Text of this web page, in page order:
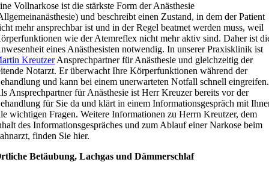
Vollnarkose ist die stärkste Form der Anästhesie
und beschreibt einen Zustand, in dem der Patient
mehr ansprechbar ist und in der Regel beatmet werden muss, weil
wie der Atemreflex nicht mehr aktiv sind. Daher ist
eines Anästhesisten notwendig. In unserer Praxisklinik ist
KreutzerAnsprechpartner für Anästhesie und gleichzeitig der
Notarzt. Er überwacht Ihre Körperfunktionen während der
und kann bei einem unerwarteten Notfall schnell eingreifen.
Ansprechpartner für Anästhesie ist Herr Kreuzer bereits vor der
für Sie da und klärt in einem Informationsgespräch mit
wichtigen Fragen. Weitere Informationen zu Herrn Kreutzer, dem
des Informationsgespräches und zum Ablauf einer Narkose beim
finden Sie hier.
Betäubung, Lachgas und Dämmerschlaf